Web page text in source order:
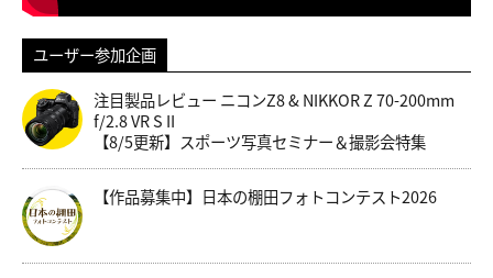
ユーザー参加企画
注目製品レビュー ニコンZ8 & NIKKOR Z 70-200mm
f/2.8 VR S II
【8/5更新】スポーツ写真セミナー＆撮影会特集
【作品募集中】日本の棚田フォトコンテスト2026